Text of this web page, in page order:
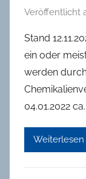
Veröffentlicht
Stand
ein oder
werden
04.01.2022
Weiterlesen